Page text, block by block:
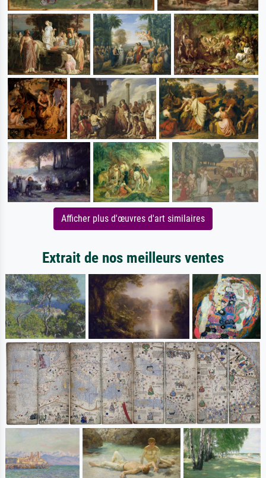
Afficher plus d'œuvres d'art similaires
Extrait de nos meilleurs ventes